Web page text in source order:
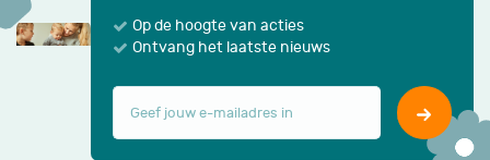
Op de hoogte van acties
Ontvang het laatste nieuws